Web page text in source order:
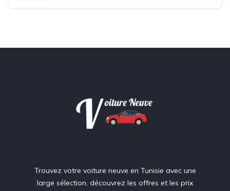
Trouvez votre voiture neuve en Tunisie avec une
large sélection, découvrez les offres et les prix